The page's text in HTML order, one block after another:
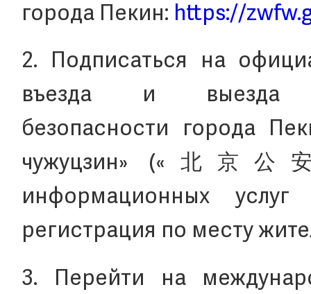
города Пекин: https://
2. Подписаться на
въезда и выезда
безопасности города
чужуцзин» («北京公
информационных
регистрация по месту
3. Перейти на